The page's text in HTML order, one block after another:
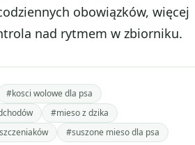
obowiązków, więcej
nad rytmem w zbiorniku.
#kosci wolowe dla psa
#mieso z dzika
#suszone mieso dla psa